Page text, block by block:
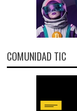
COMUNIDAD TIC